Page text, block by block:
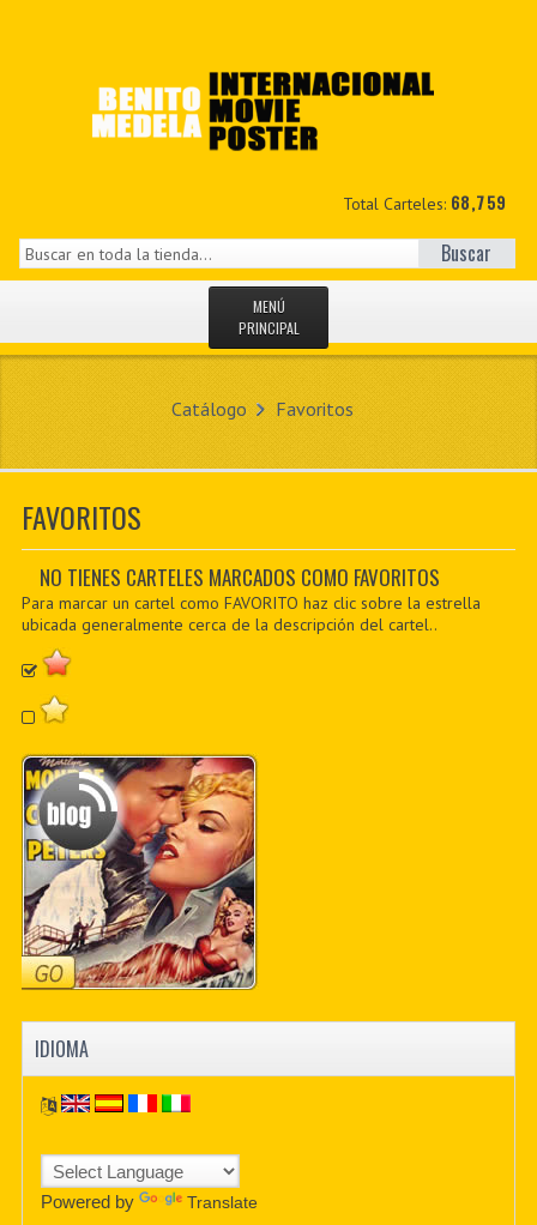
Total Carteles: 68,759
Buscar
MENÚ
PRINCIPAL
NOVEDADES
MIS DATOS
PDF BOOKS
CUSTOM PDF
Catálogo Favoritos
FAVORITOS
NO TIENES CARTELES MARCADOS COMO FAVORITOS
Para marcar un cartel como FAVORITO haz clic sobre la estrella
ubicada generalmente cerca de la descripción del cartel..
IDIOMA
Powered by Translate